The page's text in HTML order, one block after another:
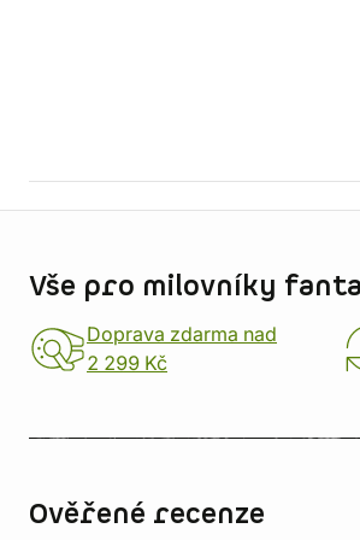
Vše pro milovníky
Doprava zdarma nad
2 299 Kč
Ověřené recenze